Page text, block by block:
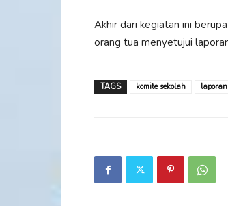
Akhir dari kegiatan ini
orang tua menyetujui
TAGS komite sekolah